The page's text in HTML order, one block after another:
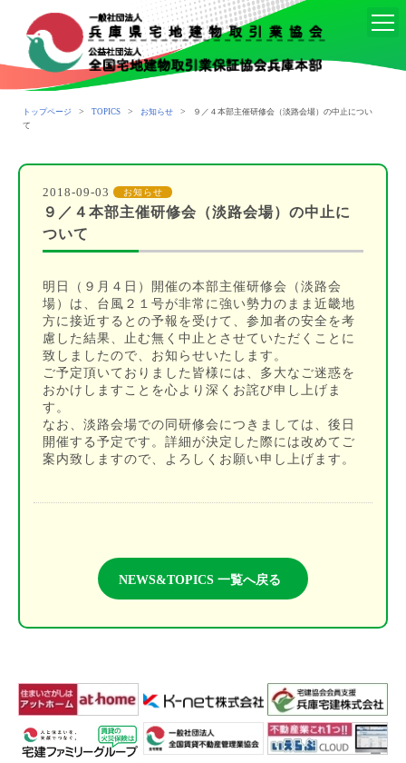
トップページ > TOPICS > お知らせ >
９／４本部主催研修会（淡路会場）の中止につい
て
2018-09-03 お知らせ
９／４本部主催研修会（淡路会場）の中止に
ついて
明日（９月４日）開催の本部主催研修会（淡路会
場）は、台風２１号が非常に強い勢力のまま近畿地
方に接近するとの予報を受けて、参加者の安全を考
慮した結果、止む無く中止とさせていただくことに
致しましたので、お知らせいたします。
ご予定頂いておりました皆様には、多大なご迷惑を
おかけしますことを心より深くお詫び申し上げま
す。
なお、淡路会場での同研修会につきましては、後日
開催する予定です。詳細が決定した際には改めてご
案内致しますので、よろしくお願い申し上げます。
NEWS&TOPICS 一覧へ戻る